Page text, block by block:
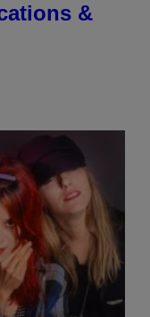
&